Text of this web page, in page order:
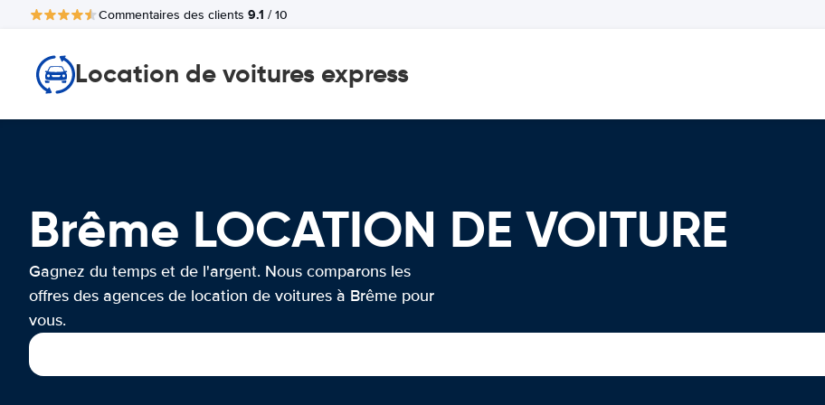
Commentaires des clients 9.1 / 10
Location de voitures express
Brême LOCATION DE VOITURE
Gagnez du temps et de l'argent. Nous comparons les
offres des agences de location de voitures à Brême pour
vous.